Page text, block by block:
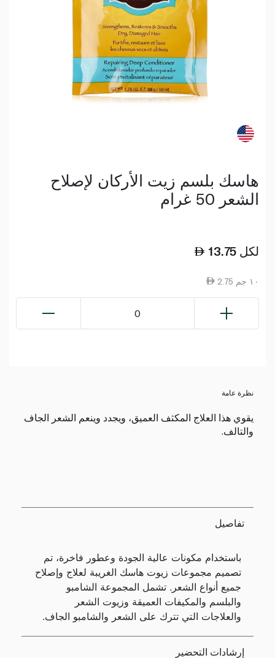
هاسك بلسم زيت الأركان لإصلاح
الشعر 50 غرام
13.75 لكل
2.75 ١٠ جم
0
نظرة عامة
يقوي هذا العلاج المكثف العميق، ويجدد وينعم الشعر الجاف
والتالف.
تفاصيل
باستخدام مكونات عالية الجودة وعطور فاخرة، تم
تصميم مجموعات زيوت هاسك الغريبة لعلاج وإصلاح
جميع أنواع الشعر. تشمل المجموعة الشامبو
والبلسم والمكيفات العميقة وزيوت الشعر
والعلاجات التي تترك على الشعر والشامبو الجاف.
إرشادات التحضير